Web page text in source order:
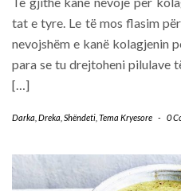
tat e tyre. Le të mos flasim
nevojshëm e kanë kolagjenin
para se tu drejtoheni pilulave
[…]
Darka Dreka Shëndeti Tema Kryesore - 0